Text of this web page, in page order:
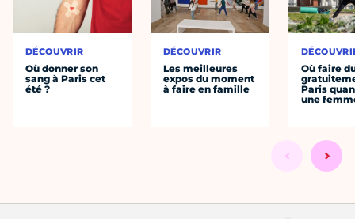
DÉCOUVRIR
Où donner son
sang à Paris cet
été ?
DÉCOUVRIR
Les meilleures
expos du moment
à faire en famille
Où faire
Paris
une